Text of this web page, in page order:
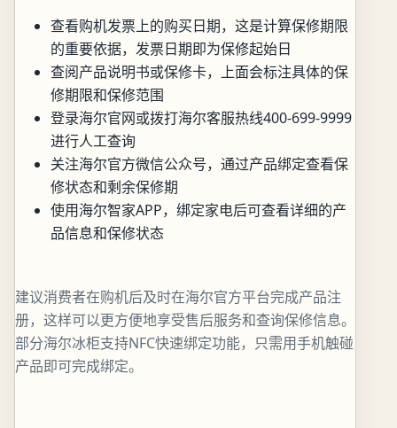
查看购机发票上的购买日期，这是计算保修期限
的重要依据，发票日期即为保修起始日
查阅产品说明书或保修卡，上面会标注具体的保
修期限和保修范围
登录海尔官网或拨打海尔客服热线400-699-9999
进行人工查询
关注海尔官方微信公众号，通过产品绑定查看保
修状态和剩余保修期
使用海尔智家APP，绑定家电后可查看详细的产
品信息和保修状态
建议消费者在购机后及时在海尔官方平台完成产品注
册，这样可以更方便地享受售后服务和查询保修信息。
部分海尔冰柜支持NFC快速绑定功能，只需用手机触碰
产品即可完成绑定。